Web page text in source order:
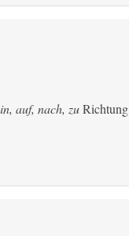
in, auf, nach, zuRichtung